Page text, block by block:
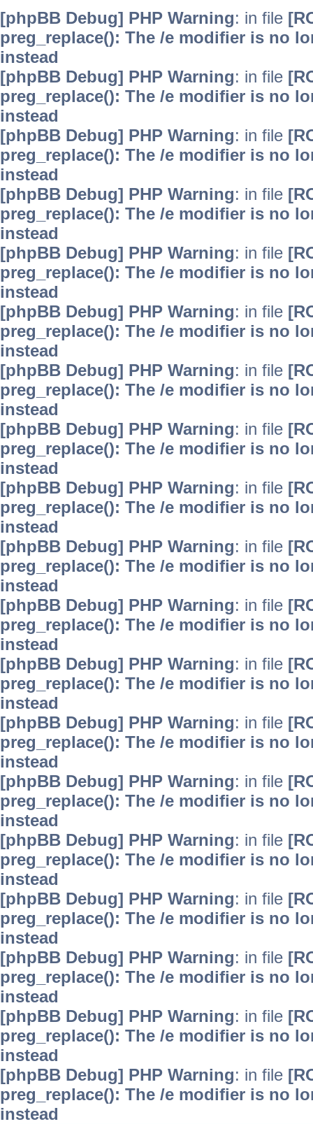
[phpBB Debug] PHP Warning: in file
preg_replace(): The /e modifier is no
instead
[phpBB Debug] PHP Warning: in file
preg_replace(): The /e modifier is no
instead
[phpBB Debug] PHP Warning: in file
preg_replace(): The /e modifier is no
instead
[phpBB Debug] PHP Warning: in file
preg_replace(): The /e modifier is no
instead
[phpBB Debug] PHP Warning: in file
preg_replace(): The /e modifier is no
instead
[phpBB Debug] PHP Warning: in file
preg_replace(): The /e modifier is no
instead
[phpBB Debug] PHP Warning: in file
preg_replace(): The /e modifier is no
instead
[phpBB Debug] PHP Warning: in file
preg_replace(): The /e modifier is no
instead
[phpBB Debug] PHP Warning: in file
preg_replace(): The /e modifier is no
instead
[phpBB Debug] PHP Warning: in file
preg_replace(): The /e modifier is no
instead
[phpBB Debug] PHP Warning: in file
preg_replace(): The /e modifier is no
instead
[phpBB Debug] PHP Warning: in file
preg_replace(): The /e modifier is no
instead
[phpBB Debug] PHP Warning: in file
preg_replace(): The /e modifier is no
instead
[phpBB Debug] PHP Warning: in file
preg_replace(): The /e modifier is no
instead
[phpBB Debug] PHP Warning: in file
preg_replace(): The /e modifier is no
instead
[phpBB Debug] PHP Warning: in file
preg_replace(): The /e modifier is no
instead
[phpBB Debug] PHP Warning: in file
preg_replace(): The /e modifier is no
instead
[phpBB Debug] PHP Warning: in file
preg_replace(): The /e modifier is no
instead
[phpBB Debug] PHP Warning: in file
preg_replace(): The /e modifier is no
instead